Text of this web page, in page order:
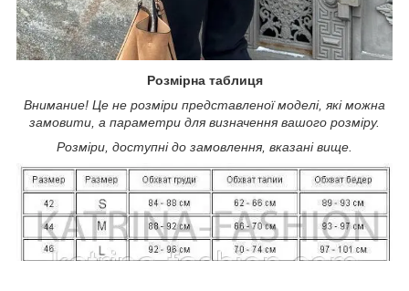
Розмірна таблиця
Внимание! Це не розміри представленої моделі, які можна
замовити, а параметри для визначення вашого розміру.
Розміри, доступні до замовлення, вказані вище.